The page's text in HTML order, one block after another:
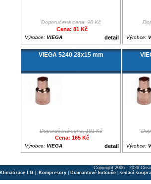
Doporučená cena: 98 Kč
Cena: 81 Kč
detail
Výrobce: VIEGA Výrobce:
VIEGA 5240 28x15 mm
Doporučená cena: 191 Kč
Cena: 165 Kč
detail
Výrobce: VIEGA Výrobce:
Copyright 2006 - 2026
Klimatizace LG | ; Kompresory Diamantové kotouče sedací